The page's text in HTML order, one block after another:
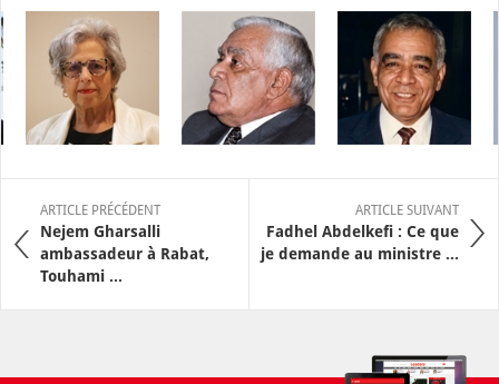
ARTICLE PRÉCÉDENT
Nejem Gharsalli
ambassadeur à Rabat,
Touhami ...
ARTICLE SUIVANT
Fadhel Abdelkefi : Ce que
je demande au ministre ...